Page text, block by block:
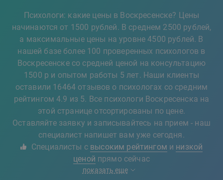
Психологи: какие цены в Воскресенске? Цены
начинаются от 1500 рублей. В среднем 2500 рублей,
а максимальные цены на уровне 4500 рублей. В
нашей базе более 100 проверенных психологов в
Воскресенске со средней ценой на консультацию
1500 р и опытом работы 5 лет. Наши клиенты
оставили 16464 отзывов о психологах со средним
рейтингом 4.9 из 5. Все психологи Воскресенска на
этой странице отсортированы по цене.
Оставляйте заявку и записывайтесь на прием - наш
специалист напишет вам уже сегодня.
Специалисты с высоким рейтингом и низкой
ценой прямо сейчас
показать еще